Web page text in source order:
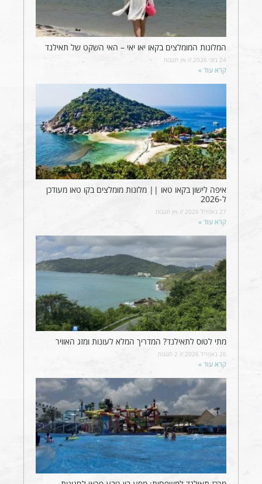
המלונות המומלצים בקאו יאו יאי – האי השקט של תאילנד
24 ביוני 2026 אין תגובות
קרא עוד »
איפה לישון בקאו טאו || מלונות מומלצים בקו טאו מעודכן
ל-2026
27 באפריל 2026 אין תגובות
קרא עוד »
מתי לטוס לתאילנד? המדריך המלא לעונות ומזג האוויר
26 באפריל 2026
קרא עוד »